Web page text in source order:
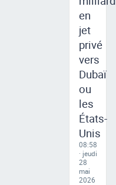
en
jet
privé
vers
Dubaï
ou
les
États-
Unis
08:58
· jeudi
28
mai
2026